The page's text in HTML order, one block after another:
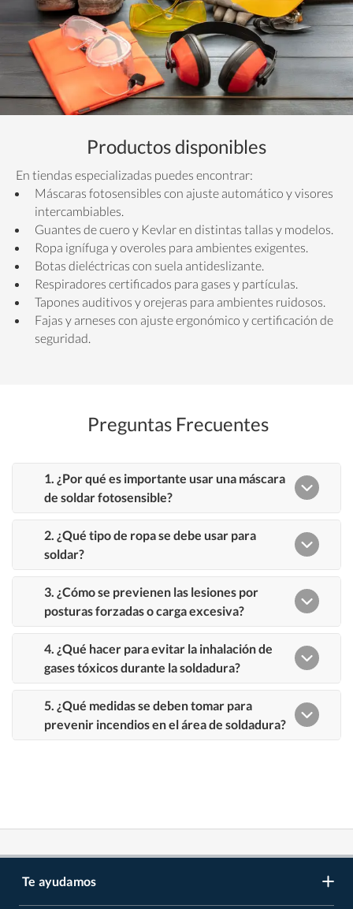
Productos disponibles
En tiendas especializadas puedes encontrar:
Máscaras fotosensibles con ajuste automático y visores
intercambiables.
Guantes de cuero y Kevlar en distintas tallas y modelos.
Ropa ignífuga y overoles para ambientes exigentes.
Botas dieléctricas con suela antideslizante.
Respiradores certificados para gases y partículas.
Tapones auditivos y orejeras para ambientes ruidosos.
Fajas y arneses con ajuste ergonómico y certificación de
seguridad.
Preguntas Frecuentes
Te ayudamos